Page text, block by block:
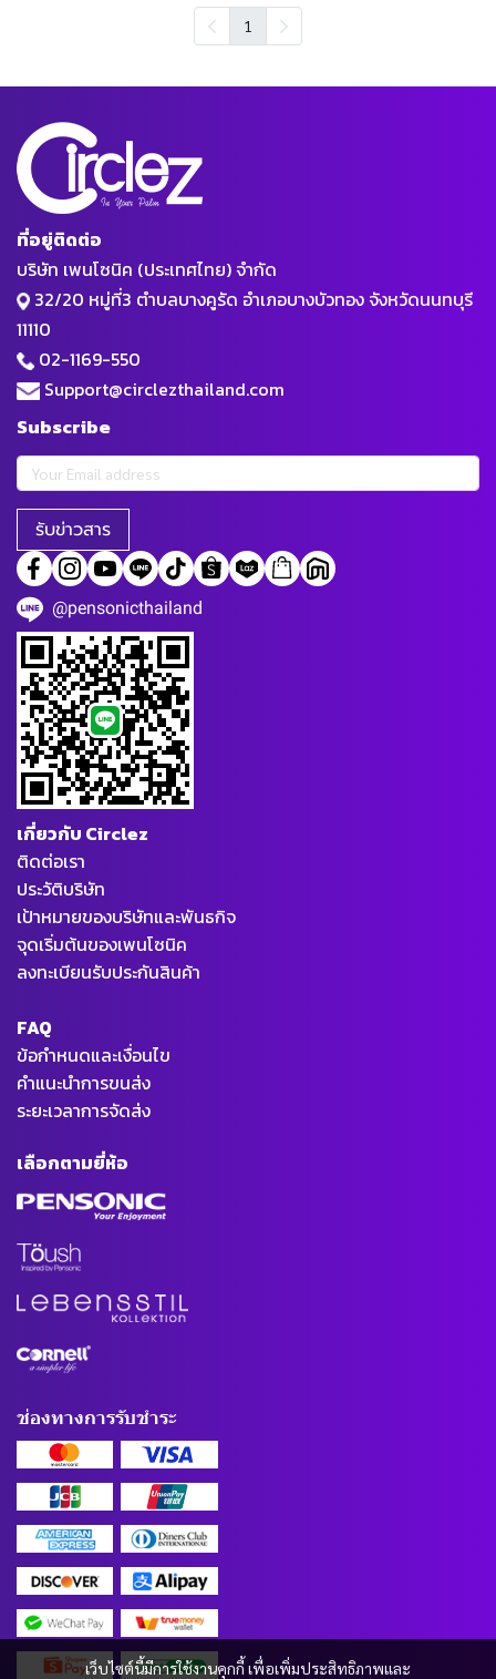
1
เว็บไซต์นี้มีการใช้งานคุกกี้ เพื่อเพิ่มประสิทธิภาพและ
ที่อยู่ติดต่อ
บริษัท เพนโซนิค (ประเทศไทย) จำกัด
32/20 หมู่ที่3 ตำบลบางคูรัด อำเภอบางบัวทอง จังหวัดนนทบุรี
11110
02-1169-550
Support@circlezthailand.com
Subscribe
รับข่าวสาร
@pensonicthailand
เกี่ยวกับ Circlez
ติดต่อเรา
ประวัติบริษัท
เป้าหมายของบริษัทและพันธกิจ
จุดเริ่มต้นของเพนโซนิค
ลงทะเบียนรับประกันสินค้า
FAQ
ข้อกำหนดและเงื่อนไข
คำแนะนำการขนส่ง
ระยะเวลาการจัดส่ง
เลือกตามยี่ห้อ
ช่องทางการรับชำระ